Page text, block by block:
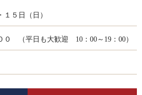
１５日（日）
０ （平日も大歓迎 10：00～19：00）